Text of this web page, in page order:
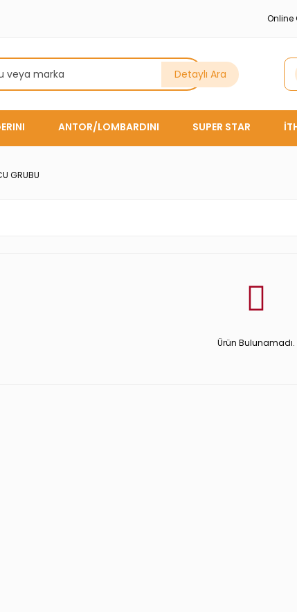
Online
Detaylı Ara
ANTOR/LOMBARDINI SUPER STAR
GRUBU
Ürün Bulunamadı.